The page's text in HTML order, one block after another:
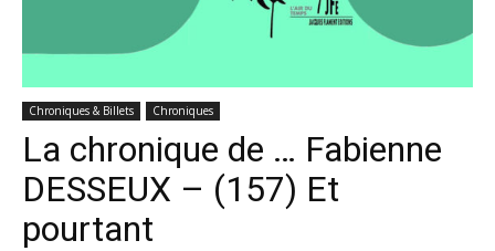
Chroniques & Billets Chroniques
La chronique de … Fabienne
DESSEUX – (157) Et
pourtant